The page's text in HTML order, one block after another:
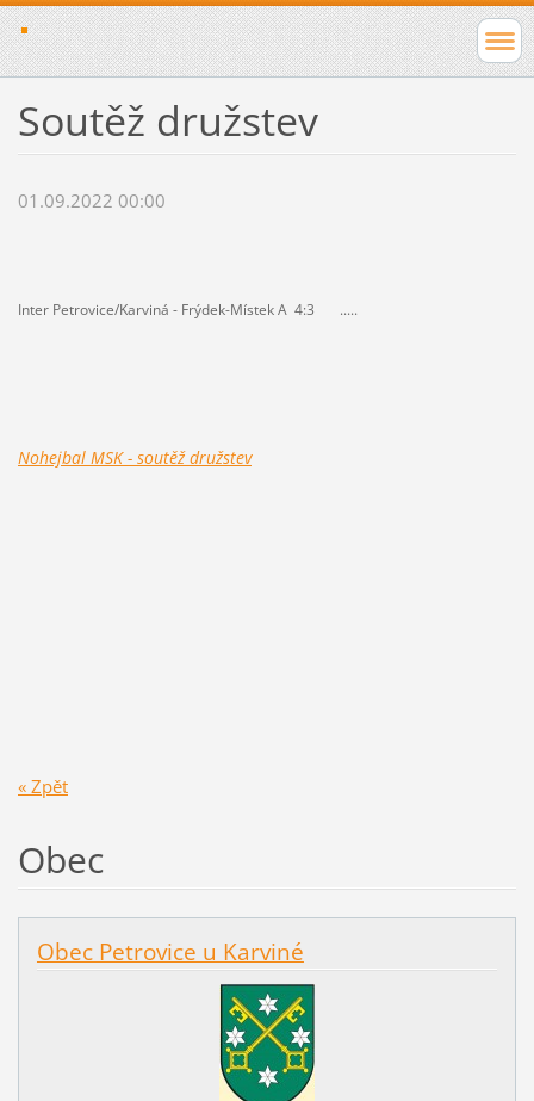
Soutěž družstev
01.09.2022 00:00
Inter Petrovice/Karviná - Frýdek-Místek A 4:3 .....
Nohejbal MSK - soutěž družstev
« Zpět
Obec
Obec Petrovice u Karviné